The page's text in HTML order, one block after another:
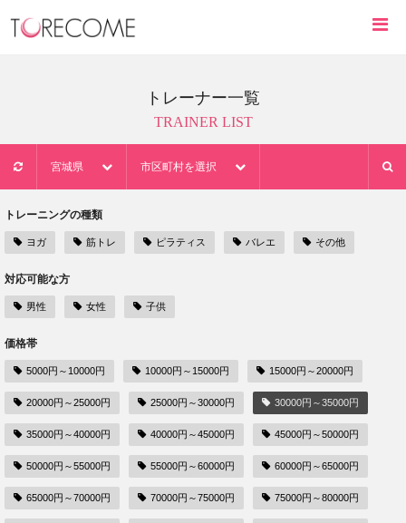
トレーナー一覧
TRAINER LIST
宮城県 市区町村を選択
トレーニングの種類
ヨガ 筋トレ ピラティス バレエ その他
対応可能な方
男性 女性 子供
価格帯
5000円～10000円 10000円～15000円 15000円～20000円
20000円～25000円 25000円～30000円 30000円～35000円
35000円～40000円 40000円～45000円 45000円～50000円
50000円～55000円 55000円～60000円 60000円～65000円
65000円～70000円 70000円～75000円 75000円～80000円